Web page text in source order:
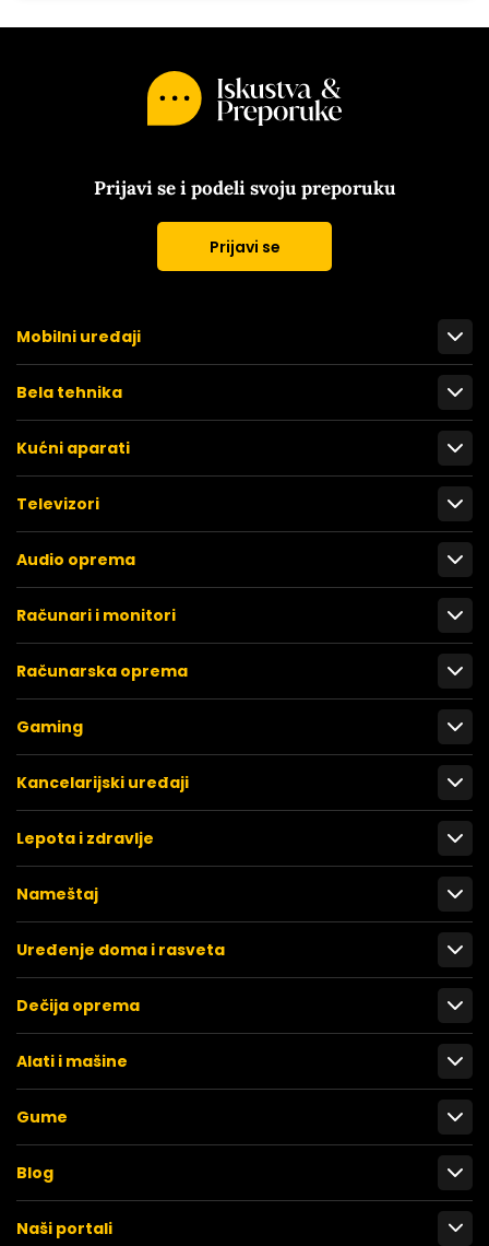
Prijavi se i podeli svoju preporuku
Prijavi se
Mobilni uređaji
Bela tehnika
Kućni aparati
Televizori
Audio oprema
Računari i monitori
Računarska oprema
Gaming
Kancelarijski uređaji
Lepota i zdravlje
Nameštaj
Uređenje doma i rasveta
Dečija oprema
Alati i mašine
Gume
Blog
Naši portali